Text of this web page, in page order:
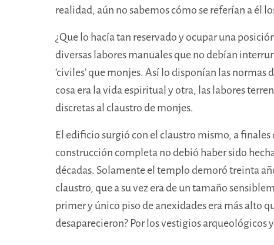
realidad, aún nosabemos cómo se referían a él
¿Que lo hacía tan reservado y ocupar una
diversaslabores manualesque no debían
‘civiles’ que monjes. Así lo disponían las
cosa era la vida espiritual y otra, las labores
discretas al claustro de monjes.
El edificio surgió con el claustro mismo, a finales
construcción completa no debió haber sido
décadas. Solamente el templo demoró treinta
claustro, que a su vez era de un tamaño
primer y único piso de anexidades era más alto
desaparecieron? Por los vestigios arqueológicos